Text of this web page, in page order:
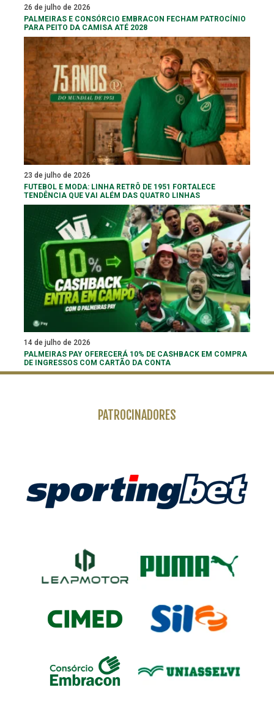
26 de julho de 2026
PALMEIRAS E CONSÓRCIO EMBRACON FECHAM PATROCÍNIO
PARA PEITO DA CAMISA ATÉ 2028
23 de julho de 2026
FUTEBOL E MODA: LINHA RETRÔ DE 1951 FORTALECE
TENDÊNCIA QUE VAI ALÉM DAS QUATRO LINHAS
14 de julho de 2026
PALMEIRAS PAY OFERECERÁ 10% DE CASHBACK EM COMPRA
DE INGRESSOS COM CARTÃO DA CONTA
PATROCINADORES